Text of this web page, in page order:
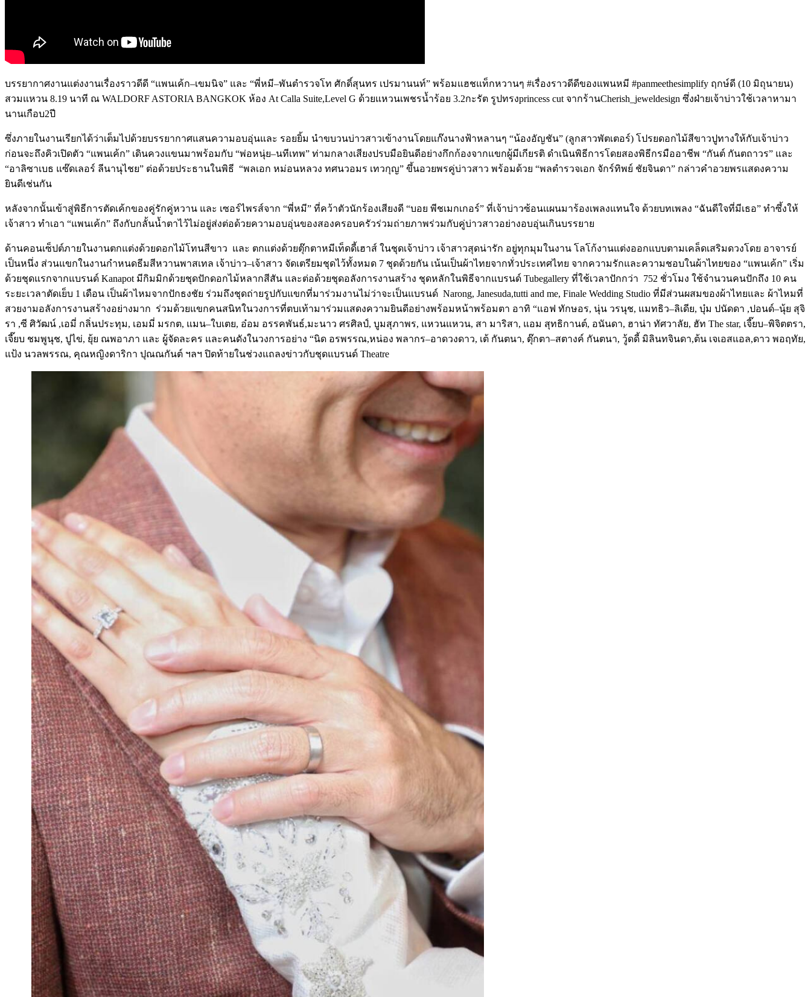
บรรยากาศงานแต่งงานเรื่องราวดีดี “แพนเค้ก–เขมนิจ” และ “พี่หมี–พันตำรวจโท ศักดิ์สุนทร เปรมานนท์” พร้อมแฮชแท็กหวานๆ #เรื่องราวดีดีของแพนหมี #panmeethesimplify ฤกษ์ดี (10 มิถุนายน)
สวมแหวน 8.19 นาที ณ WALDORF ASTORIA BANGKOK ห้อง At Calla Suite,Level G ด้วยแหวนเพชรน้ำร้อย 3.2กะรัต รูปทรงprincess cut จากร้านCherish_jeweldesign ซึ่งฝ่ายเจ้าบ่าวใช้เวลาหามา
นานเกือบ2ปี
ซึ่งภายในงานเรียกได้ว่าเต็มไปด้วยบรรยากาศแสนความอบอุ่นและ รอยยิ้ม นำขบวนบ่าวสาวเข้างานโดยแก๊งนางฟ้าหลานๆ “น้องอัญชัน” (ลูกสาวพัตเตอร์) โปรยดอกไม้สีขาวปูทางให้กับเจ้าบ่าว
ก่อนจะถึงคิวเปิดตัว “แพนเค้ก” เดินควงแขนมาพร้อมกับ “พ่อหนุ่ย–นทีเทพ” ท่ามกลางเสียงปรบมือยินดีอย่างกึกก้องจากแขกผู้มีเกียรติ ดำเนินพิธีการโดยสองพิธีกรมืออาชีพ “กันต์ กันตถาวร” และ
“อาลิซาเบธ แซ๊ดเลอร์ ลีนานุไชย” ต่อด้วยประธานในพิธี “พลเอก หม่อนหลวง ทศนวอมร เทวกุญ” ขึ้นอวยพรคู่บ่าวสาว พร้อมด้วย “พลตำรวจเอก จักร์ทิพย์ ชัยจินดา” กล่าวคำอวยพรแสดงความ
ยินดีเช่นกัน
หลังจากนั้นเข้าสู่พิธีการตัดเค้กของคู่รักคู่หวาน และ เซอร์ไพรส์จาก “พี่หมี” ที่คว้าตัวนักร้องเสียงดี “บอย พีชเมกเกอร์” ที่เจ้าบ่าวซ้อนแผนมาร้องเพลงแทนใจ ด้วยบทเพลง “ฉันดีใจที่มีเธอ” ทำซึ้งให้
เจ้าสาว ทำเอา “แพนเค้ก” ถึงกับกลั้นน้ำตาไว้ไม่อยู่ส่งต่อด้วยความอบอุ่นของสองครอบครัวร่วมถ่ายภาพร่วมกับคู่บ่าวสาวอย่างอบอุ่นเกินบรรยาย
ด้านคอนเซ็ปต์ภายในงานตกแต่งด้วยดอกไม้โทนสีขาว และ ตกแต่งด้วยตุ๊กตาหมีเท็ดดี้เฮาส์ ในชุดเจ้าบ่าว เจ้าสาวสุดน่ารัก อยู่ทุกมุมในงาน โลโก้งานแต่งออกแบบตามเคล็ดเสริมดวงโดย อาจารย์
เป็นหนึ่ง ส่วนแขกในงานกำหนดธีมสีหวานพาสเทล เจ้าบ่าว–เจ้าสาว จัดเตรียมชุดไว้ทั้งหมด 7 ชุดด้วยกัน เน้นเป็นผ้าไทยจากทั่วประเทศไทย จากความรักและความชอบในผ้าไทยของ “แพนเค้ก” เริ่ม
ด้วยชุดแรกจากแบรนด์ Kanapot มีกิมมิกด้วยชุดปักดอกไม้หลากสีสัน และต่อด้วยชุดอลังการงานสร้าง ชุดหลักในพิธีจากแบรนด์ Tubegallery ที่ใช้เวลาปักกว่า 752 ชั่วโมง ใช้จำนวนคนปักถึง 10 คน
ระยะเวลาตัดเย็บ 1 เดือน เป็นผ้าไหมจากปักธงชัย ร่วมถึงชุดถ่ายรูปกับแขกที่มาร่วมงานไม่ว่าจะเป็นแบรนด์ Narong, Janesuda,tutti and me, Finale Wedding Studio ที่มีส่วนผสมของผ้าไทยและ ผ้าไหมที่
สวยงามอลังการงานสร้างอย่างมาก ร่วมด้วยแขกคนสนิทในวงการที่ตบเท้ามาร่วมแสดงความยินดีอย่างพร้อมหน้าพร้อมตา อาทิ “แอฟ ทักษอร, นุ่น วรนุช, แมทธิว–ลิเดีย, บุ๋ม ปนัดดา ,ปอนด์–นุ้ย สุจิ
รา ,ซี ศิวัฒน์ ,เอมี่ กลิ่นประทุม, เอมมี่ มรกต, แมน–ใบเตย, อ๋อม อรรคพันธ์,มะนาว ศรศิลป์, บูมสุภาพร, แหวนแหวน, สา มาริสา, แอม สุทธิกานต์, อนันดา, ฮาน่า ทัศวาลัย, ฮัท The star, เจี๊ยบ–พิจิตตรา,
เจี๊ยบ ชมพูนุช, ปูไข่, ยุ้ย ณพอาภา และ ผู้จัดละคร และคนดังในวงการอย่าง “นิด อรพรรณ,หน่อง พลากร–อาดวงดาว, เต้ กันตนา, ตุ๊กตา–สตางค์ กันตนา, วู้ดดี้ มิลินทจินดา,ต้น เจเอสแอล,ดาว พอฤทัย,
แป้ง นวลพรรณ, คุณหญิงดาริกา ปุณณกันต์ ฯลฯ ปิดท้ายในช่วงแถลงข่าวกับชุดแบรนด์ Theatre